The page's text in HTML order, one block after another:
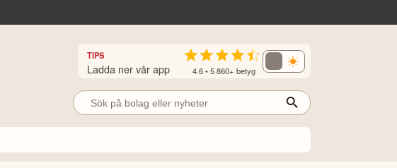
TIPS
Ladda ner vår app 4.6 • 5 860+ betyg